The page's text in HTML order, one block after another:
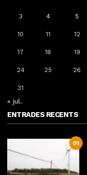
3 4 5
10 11 12
17 18 19
24 25 26
31
« jul.
ENTRADES RECENTS
01